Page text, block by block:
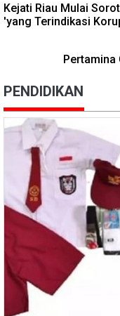
Kejati Riau Mulai
'yang Terindikasi
Pertamina
PENDIDIKAN